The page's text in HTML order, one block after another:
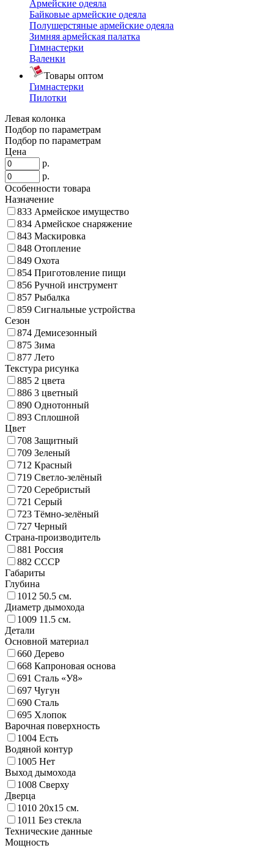
Армейские одеяла
Байковые армейские одеяла
Полушерстяные армейские одеяла
Зимняя армейская палатка
Гимнастерки
Валенки
Товары оптом
Гимнастерки
Пилотки
Левая колонка
Подбор по параметрам
Подбор по параметрам
Цена
р.
р.
Особенности товара
Назначение
833 Армейское имущество
834 Армейское снаряжение
843 Маскировка
848 Отопление
849 Охота
854 Приготовление пищи
856 Ручной инструмент
857 Рыбалка
859 Сигнальные устройства
Сезон
874 Демисезонный
875 Зима
877 Лето
Текстура рисунка
885 2 цвета
886 3 цветный
890 Однотонный
893 Сплошной
Цвет
708 Защитный
709 Зеленый
712 Красный
719 Светло-зелёный
720 Серебристый
721 Серый
723 Тёмно-зелёный
727 Черный
Страна-производитель
881 Россия
882 СССР
Габариты
Глубина
1012 50.5 см.
Диаметр дымохода
1009 11.5 см.
Детали
Основной материал
660 Дерево
668 Капроновая основа
691 Сталь «У8»
697 Чугун
690 Сталь
695 Хлопок
Варочная поверхность
1004 Есть
Водяной контур
1005 Нет
Выход дымохода
1008 Сверху
Дверца
1010 20х15 см.
1011 Без стекла
Технические данные
Мощность